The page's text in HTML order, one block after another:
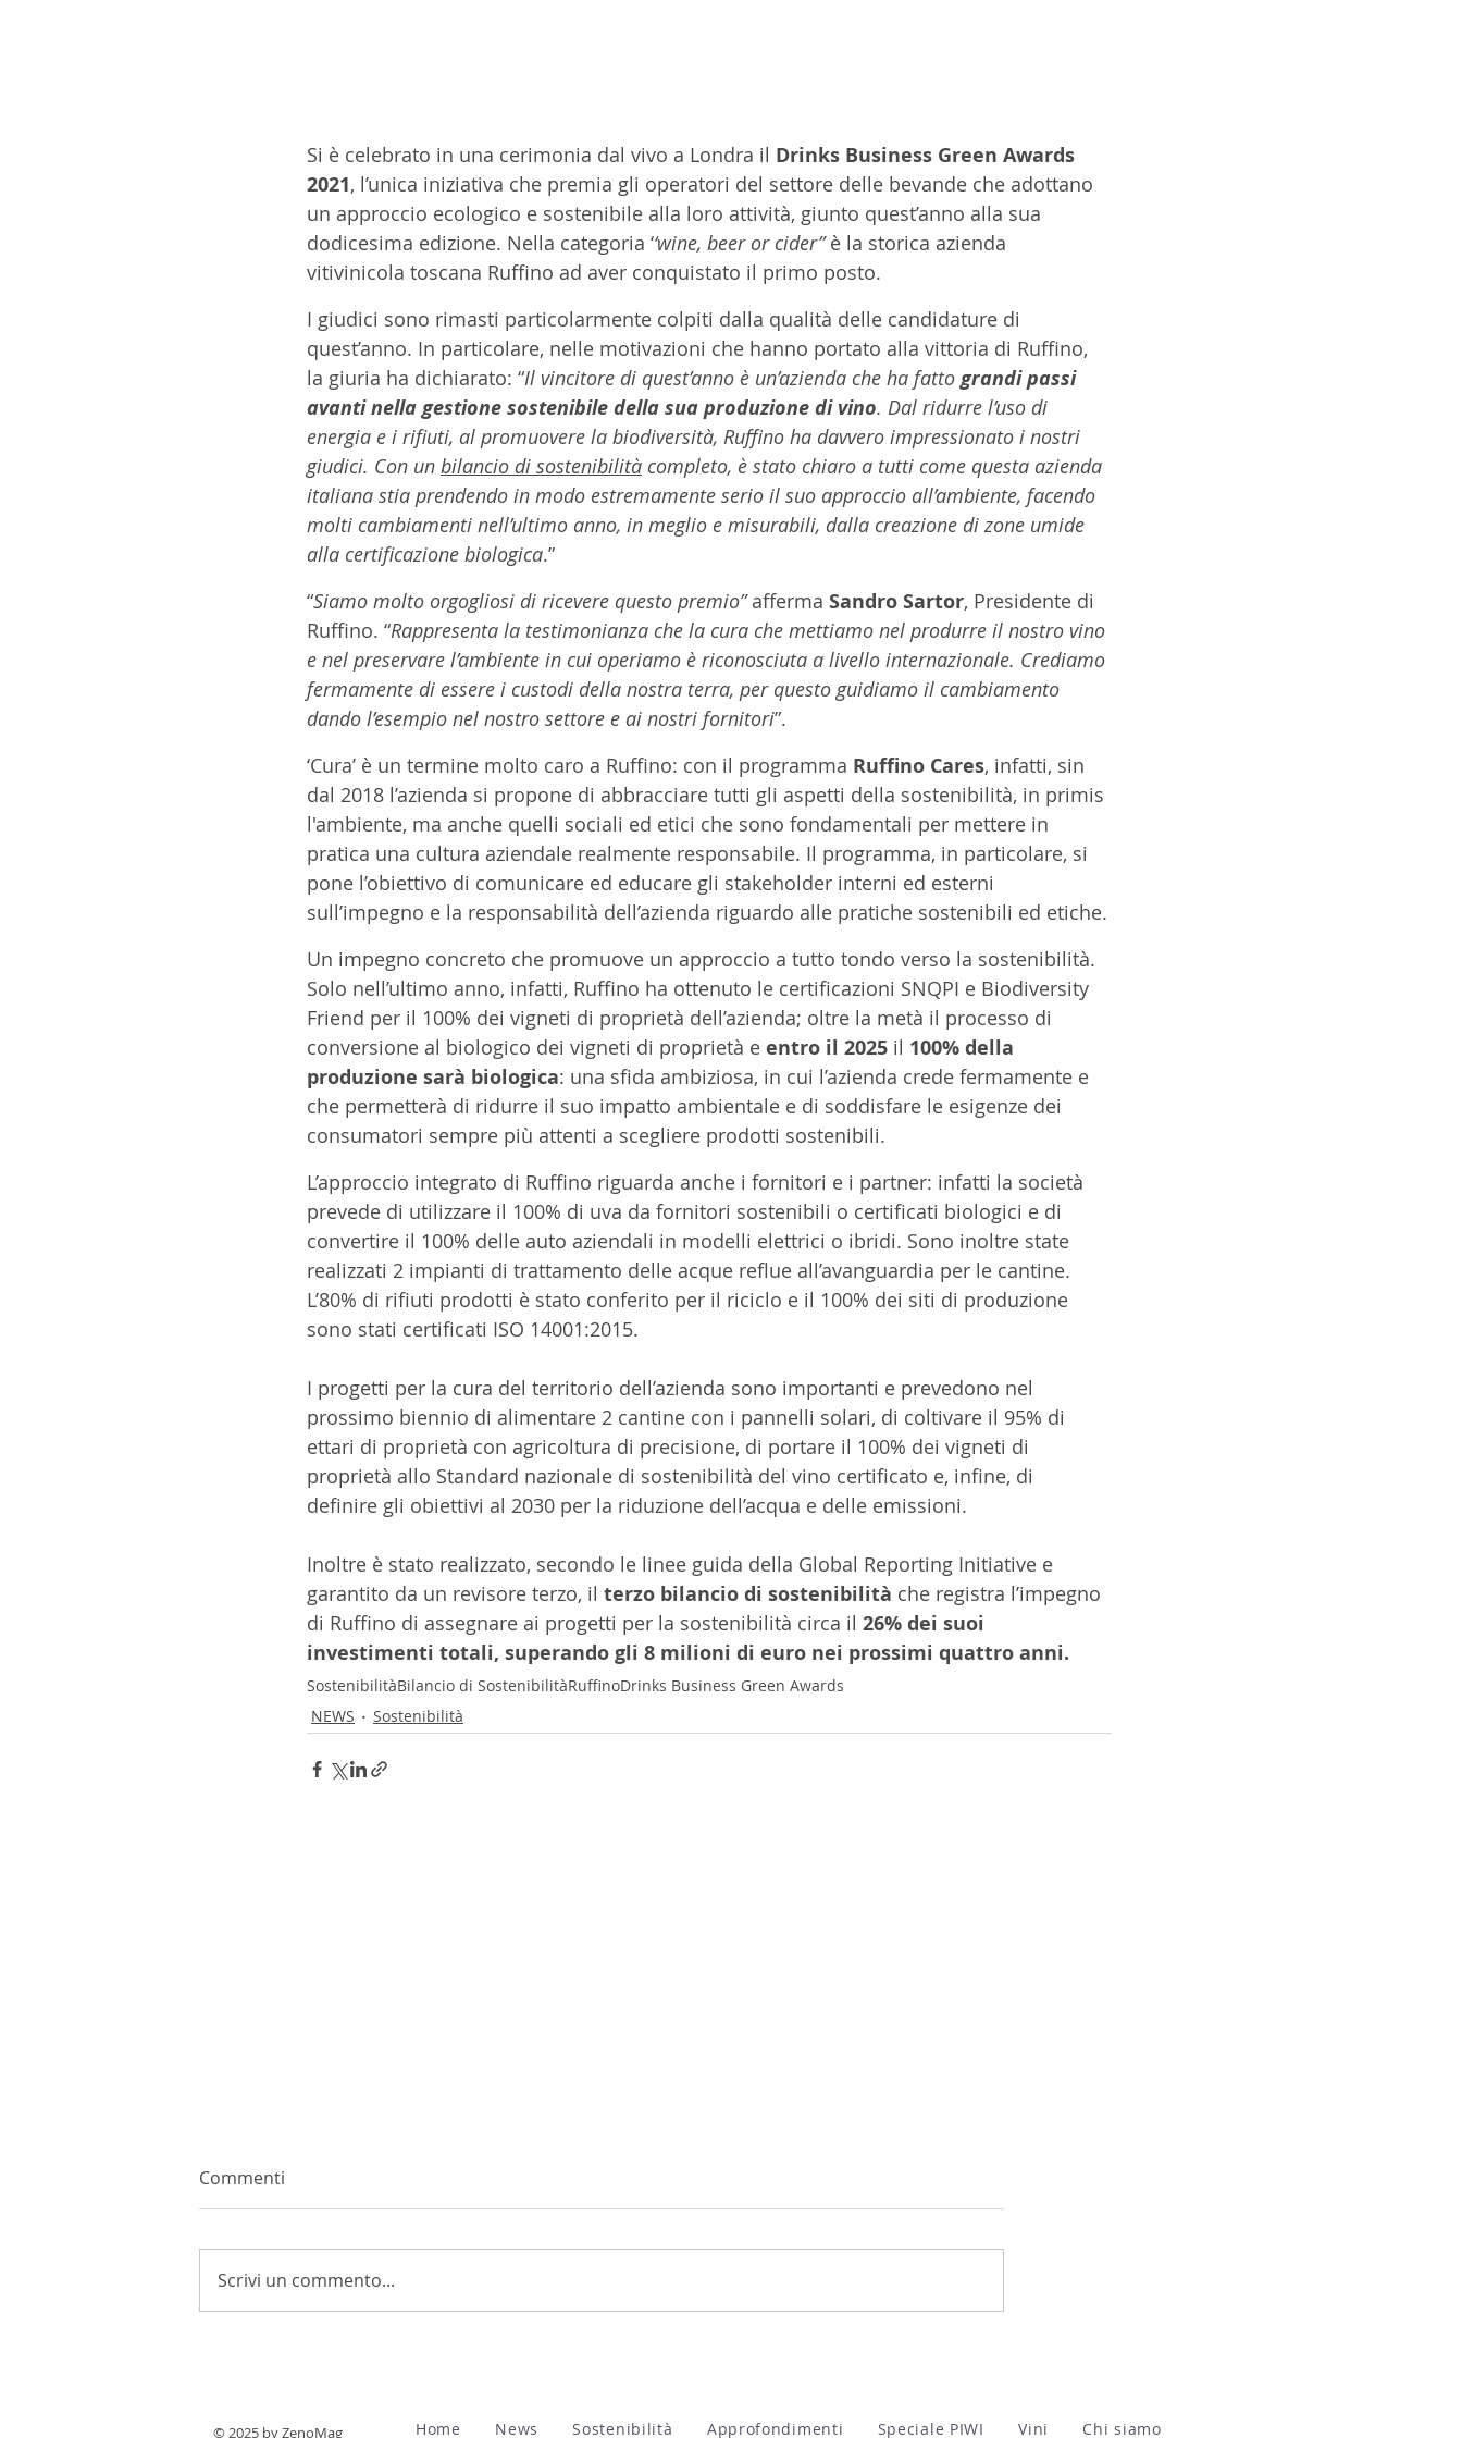
Si è celebrato in una cerimonia dal vivo a Londra il Drinks Business Green Awards
2021, l’unica iniziativa che premia gli operatori del settore delle bevande che adottano
un approccio ecologico e sostenibile alla loro attività, giunto quest’anno alla sua
dodicesima edizione. Nella categoria ‘‘wine, beer or cider” è la storica azienda
vitivinicola toscana Ruffino ad aver conquistato il primo posto.
I giudici sono rimasti particolarmente colpiti dalla qualità delle candidature di
quest’anno. In particolare, nelle motivazioni che hanno portato alla vittoria di Ruffino,
la giuria ha dichiarato: “Il vincitore di quest’anno è un’azienda che ha fatto grandi passi
avanti nella gestione sostenibile della sua produzione di vino. Dal ridurre l’uso di
energia e i rifiuti, al promuovere la biodiversità, Ruffino ha davvero impressionato i nostri
giudici. Con un bilancio di sostenibilità completo, è stato chiaro a tutti come questa azienda
italiana stia prendendo in modo estremamente serio il suo approccio all’ambiente, facendo
molti cambiamenti nell’ultimo anno, in meglio e misurabili, dalla creazione di zone umide
alla certificazione biologica.”
“Siamo molto orgogliosi di ricevere questo premio” afferma Sandro Sartor, Presidente di
Ruffino. “Rappresenta la testimonianza che la cura che mettiamo nel produrre il nostro vino
e nel preservare l’ambiente in cui operiamo è riconosciuta a livello internazionale. Crediamo
fermamente di essere i custodi della nostra terra, per questo guidiamo il cambiamento
dando l’esempio nel nostro settore e ai nostri fornitori”.
‘Cura’ è un termine molto caro a Ruffino: con il programma Ruffino Cares, infatti, sin
dal 2018 l’azienda si propone di abbracciare tutti gli aspetti della sostenibilità, in primis
l'ambiente, ma anche quelli sociali ed etici che sono fondamentali per mettere in
pratica una cultura aziendale realmente responsabile. Il programma, in particolare, si
pone l’obiettivo di comunicare ed educare gli stakeholder interni ed esterni
sull’impegno e la responsabilità dell’azienda riguardo alle pratiche sostenibili ed etiche.
Un impegno concreto che promuove un approccio a tutto tondo verso la sostenibilità.
Solo nell’ultimo anno, infatti, Ruffino ha ottenuto le certificazioni SNQPI e Biodiversity
Friend per il 100% dei vigneti di proprietà dell’azienda; oltre la metà il processo di
conversione al biologico dei vigneti di proprietà e entro il 2025 il 100% della
produzione sarà biologica: una sfida ambiziosa, in cui l’azienda crede fermamente e
che permetterà di ridurre il suo impatto ambientale e di soddisfare le esigenze dei
consumatori sempre più attenti a scegliere prodotti sostenibili.
L’approccio integrato di Ruffino riguarda anche i fornitori e i partner: infatti la società
prevede di utilizzare il 100% di uva da fornitori sostenibili o certificati biologici e di
convertire il 100% delle auto aziendali in modelli elettrici o ibridi. Sono inoltre state
realizzati 2 impianti di trattamento delle acque reflue all’avanguardia per le cantine.
L’80% di rifiuti prodotti è stato conferito per il riciclo e il 100% dei siti di produzione
sono stati certificati ISO 14001:2015.
I progetti per la cura del territorio dell’azienda sono importanti e prevedono nel
prossimo biennio di alimentare 2 cantine con i pannelli solari, di coltivare il 95% di
ettari di proprietà con agricoltura di precisione, di portare il 100% dei vigneti di
proprietà allo Standard nazionale di sostenibilità del vino certificato e, infine, di
definire gli obiettivi al 2030 per la riduzione dell’acqua e delle emissioni.
Inoltre è stato realizzato, secondo le linee guida della Global Reporting Initiative e
garantito da un revisore terzo, il terzo bilancio di sostenibilità che registra l’impegno
di Ruffino di assegnare ai progetti per la sostenibilità circa il 26% dei suoi
investimenti totali, superando gli 8 milioni di euro nei prossimi quattro anni.
SostenibilitàBilancio di SostenibilitàRuffinoDrinks Business Green Awards
NEWS
Sostenibilità
Commenti
Scrivi un commento...
© 2025 by ZenoMag Home News Sostenibilità Approfondimenti Speciale PIWI Vini Chi siamo